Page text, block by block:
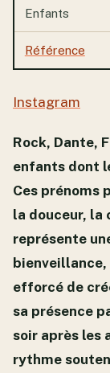
Enfants
Référence
Instagram
Rock, Dante,
enfants dont
Ces prénoms
la douceur, la
représente
bienveillance,
efforcé de
sa présence
soir après les
rythme